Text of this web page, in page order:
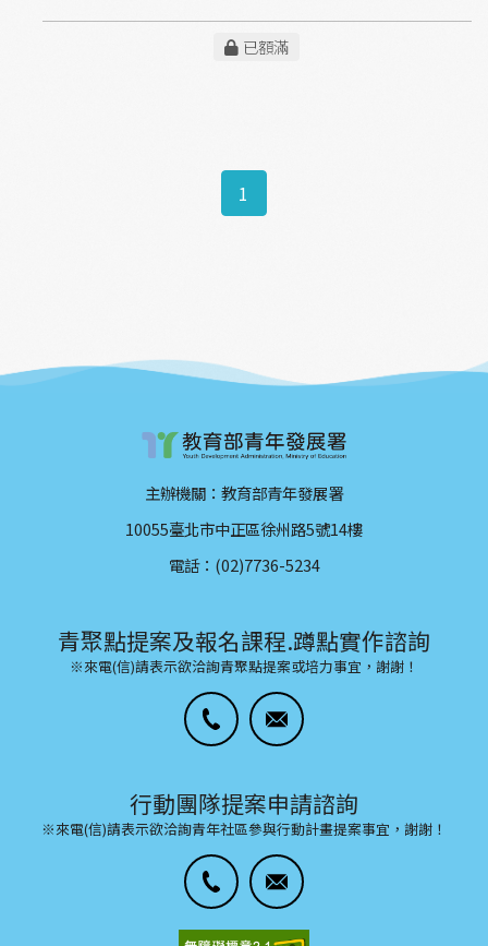
已額滿
1
主辦機關：教育部青年發展署
10055臺北市中正區徐州路5號14樓
電話：(02)7736-5234
青聚點提案及報名課程.蹲點實作諮詢
※來電(信)請表示欲洽詢青聚點提案或培力事宜，謝謝！
行動團隊提案申請諮詢
※來電(信)請表示欲洽詢青年社區參與行動計畫提案事宜，謝謝！